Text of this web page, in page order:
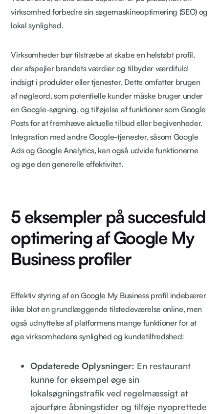
virksomhed forbedre sin søgemaskineoptimering (SEO) og
lokal synlighed.
Virksomheder bør tilstræbe at skabe en helstøbt profil,
der afspejler brandets værdier og tilbyder værdifuld
indsigt i produkter eller tjenester. Dette omfatter brugen
af nøgleord, som potentielle kunder måske bruger under
en Google-søgning, og tilføjelse af funktioner som Google
Posts for at fremhæve aktuelle tilbud eller begivenheder.
Integration med andre Google-tjenester, såsom Google
Ads og Google Analytics, kan også udvide funktionerne
og øge den generelle effektivitet.
5 eksempler på succesfuld
optimering af Google My
Business profiler
Effektiv styring af en Google My Business profil indebærer
ikke blot en grundlæggende tilstedeværelse online, men
også udnyttelse af platformens mange funktioner for at
øge virksomhedens synlighed og kundetilfredshed:
Opdaterede Oplysninger: En restaurant
kunne for eksempel øge sin
lokalsøgningstrafik ved regelmæssigt at
ajourføre åbningstider og tilføje nyoprettede